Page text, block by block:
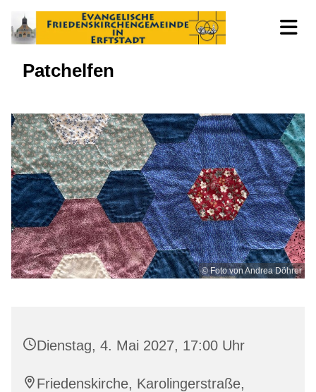
Patchelfen
© Foto von Andrea Döhrer
Dienstag, 4. Mai 2027, 17:00 Uhr
Friedenskirche, Karolingerstraße,